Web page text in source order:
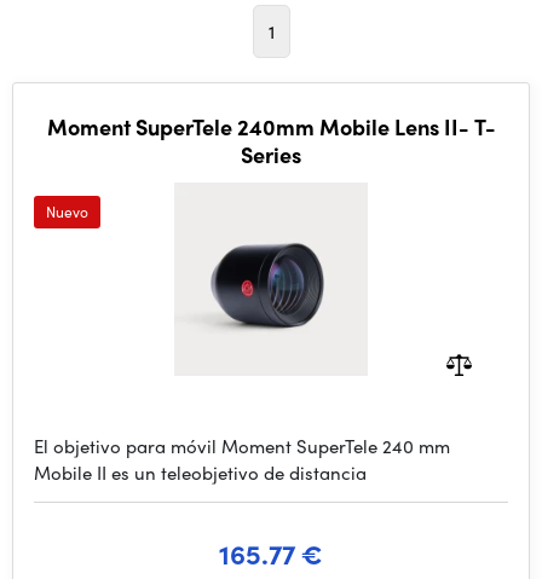
1
Moment SuperTele 240mm Mobile Lens II- T-
Series
Nuevo
El objetivo para móvil Moment SuperTele 240 mm
Mobile II es un teleobjetivo de distancia
165.77 €